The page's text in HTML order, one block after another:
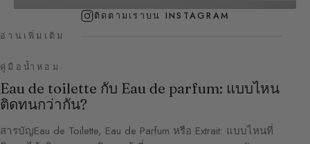
ติดตามเราบน INSTAGRAM
อ่านเพิ่มเติม
คู่มือน้ำหอม
Eau de toilette กับ Eau de parfum: แบบไหน
ติดทนกว่ากัน?
สารบัญEau de Toilette, Eau de Parfum หรือ Extrait: แบบไหนที่